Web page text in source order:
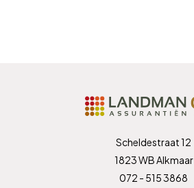
Scheldestraat 12
1823 WB Alkmaar
072 - 515 3868